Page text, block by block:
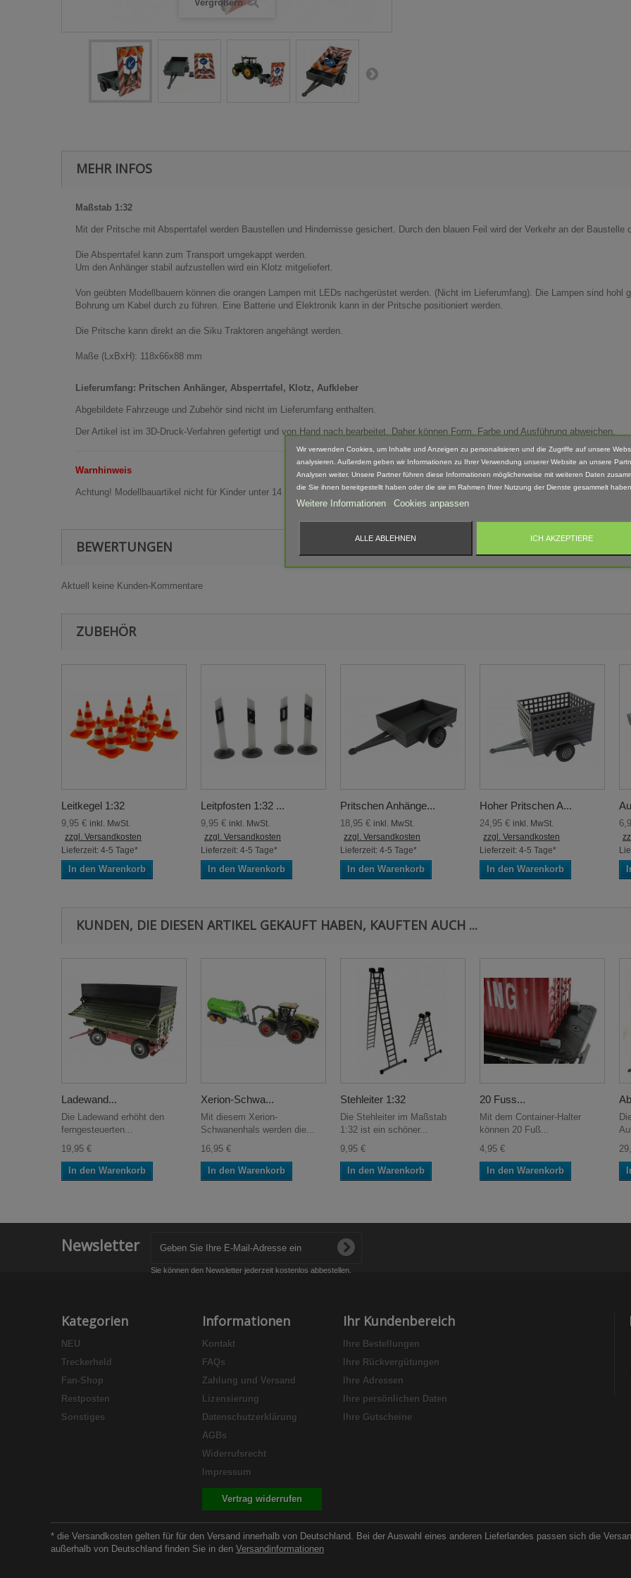
Vergrößern
MEHR INFOS
Maßstab 1:32
Mit der Pritsche mit Absperrtafel werden Baustellen und Hindernisse gesichert. Durch den blauen Feil wird der Verkehr an der Baustelle
Die Absperrtafel kann zum Transport umgekappt werden.
Um den Anhänger stabil aufzustellen wird ein Klotz mitgeliefert.
Von geübten Modellbauern können die orangen Lampen mit LEDs nachgerüstet werden. (Nicht im Lieferumfang). Die Lampen sind
Bohrung um Kabel durch zu führen. Eine Batterie und Elektronik kann in der Pritsche positioniert werden.
Die Pritsche kann direkt an die Siku Traktoren angehängt werden.
Maße (LxBxH): 118x66x88 mm
Lieferumfang: Pritschen Anhänger, Absperrtafel, Klotz, Aufkleber
Abgebildete Fahrzeuge und Zubehör sind nicht im Lieferumfang enthalten.
Der Artikel ist im 3D-Druck-Verfahren gefertigt und von Hand nach bearbeitet. Daher können Form, Farbe und Ausführung abweichen.
Warnhinweis
Achtung! Modellbauartikel nicht für Kinder unter 14 Jahren geeignet! Erstickungsgefahr Aufgrund verschluckbarer und spitzer Kleinteile.
BEWERTUNGEN
Aktuell keine Kunden-Kommentare
ZUBEHÖR
Leitkegel 1:32
9,95 € inkl. MwSt.
zzgl. Versandkosten
Lieferzeit: 4-5 Tage*
In den Warenkorb
Leitpfosten 1:32 ...
9,95 € inkl. MwSt.
zzgl. Versandkosten
Lieferzeit: 4-5 Tage*
In den Warenkorb
Pritschen Anhänge...
18,95 € inkl. MwSt.
zzgl. Versandkosten
Lieferzeit: 4-5 Tage*
In den Warenkorb
Hoher Pritschen A...
24,95 € inkl. MwSt.
zzgl. Versandkosten
Lieferzeit: 4-5 Tage*
In den Warenkorb
KUNDEN, DIE DIESEN ARTIKEL GEKAUFT HABEN, KAUFTEN AUCH ...
Ladewand...
Die Ladewand erhöht den
ferngesteuerten...
19,95 €
In den Warenkorb
Xerion-Schwa...
Mit diesem Xerion-
Schwanenhals werden die...
16,95 €
In den Warenkorb
Stehleiter 1:32
Die Stehleiter im Maßstab
1:32 ist ein schöner...
9,95 €
In den Warenkorb
20 Fuss...
Mit dem Container-Halter
können 20 Fuß...
4,95 €
In den Warenkorb
Newsletter
Sie können den Newsletter jederzeit kostenlos abbestellen.
Kategorien
NEU
Treckerheld
Fan-Shop
Restposten
Sonstiges
Informationen
Kontakt
FAQs
Zahlung und Versand
Lizensierung
Datenschutzerklärung
AGBs
Widerrufsrecht
Impressum
Vertrag widerrufen
Ihr Kundenbereich
Ihre Bestellungen
Ihre Rückvergütungen
Ihre Adressen
Ihre persönlichen Daten
Ihre Gutscheine
* die Versandkosten gelten für für den Versand innerhalb von Deutschland. Bei der Auswahl eines anderen Lieferlandes passen sich die
außerhalb von Deutschland finden Sie in den Versandinformationen
Wir verwenden Cookies, um Inhalte und Anzeigen zu personalisieren und die Zugriffe auf unsere
analysieren. Außerdem geben wir Informationen zu Ihrer Verwendung unserer Website an unsere
Analysen weiter. Unsere Partner führen diese Informationen möglicherweise mit weiteren Daten
die Sie ihnen bereitgestellt haben oder die sie im Rahmen Ihrer Nutzung der Dienste gesammelt haben.
Weitere Informationen Cookies anpassen
ALLE ABLEHNEN ICH AKZEPTIERE